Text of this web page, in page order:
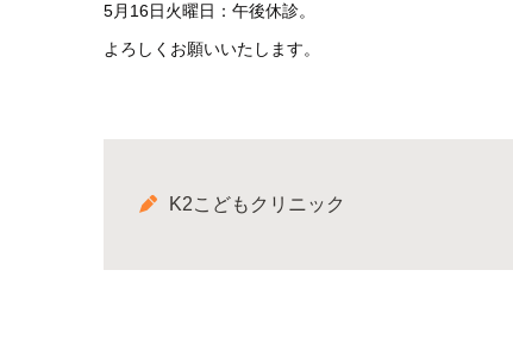
5月16日火曜日：午後休診。
よろしくお願いいたします。
K2こどもクリニック